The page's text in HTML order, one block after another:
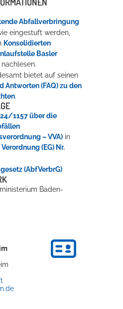
Abfallverbringung
eingestuft werden,
Konsolidierten
Basler
nachlesen.
bietet auf seinen
Antworten (FAQ) zu den
.
1157 über die
– VVA) in
Verordnung (EG) Nr.
(AbfVerbrG)
Baden-